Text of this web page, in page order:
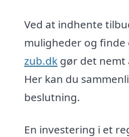
Ved at indhente
muligheder og finde
zub.dk gør det nemt
Her kan du
beslutning.
En investering i et